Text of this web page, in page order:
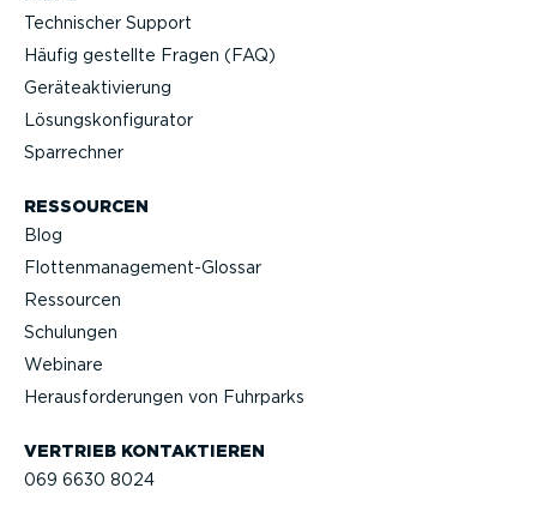
VERTRIEB KONTAK­TIEREN
069 6630 8024
Technischer Support
Häufig gestellte Fragen (FAQ)
Geräteak­ti­vierung
Lösungs­kon­fi­gu­rator
Sparrechner
RESSOURCEN
Blog
Flotten­management-Glossar
Ressourcen
Schulungen
Webinare
Heraus­for­de­rungen von Fuhrparks